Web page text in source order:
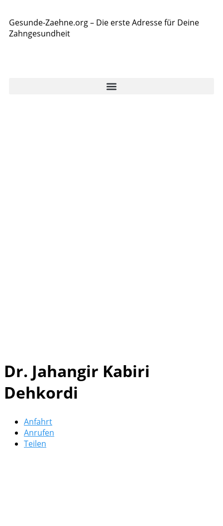
Gesunde-Zaehne.org – Die erste Adresse für Deine
Zahngesundheit
Dr. Jahangir Kabiri
Dehkordi
Anfahrt
Anrufen
Teilen